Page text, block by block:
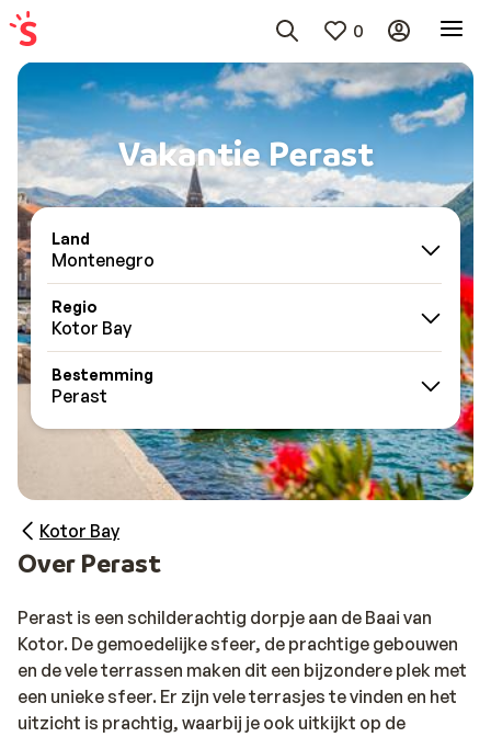
0
Vakantie Perast
Land
Montenegro
Regio
Kotor Bay
Bestemming
Perast
Kotor Bay
Over Perast
Perast is een schilderachtig dorpje aan de Baai van
Kotor. De gemoedelijke sfeer, de prachtige gebouwen
en de vele terrassen maken dit een bijzondere plek met
een unieke sfeer. Er zijn vele terrasjes te vinden en het
uitzicht is prachtig, waarbij je ook uitkijkt op de